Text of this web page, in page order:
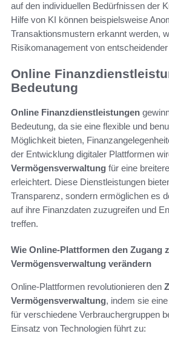
auf den individuellen Bedürfnissen der
Hilfe von KI können beispielsweise
Transaktionsmustern erkannt werden,
Risikomanagement von
Online
Bedeutung
Online Finanzdienstleistungen
Bedeutung, da sie eine flexible und
Möglichkeit bieten,
der Entwicklung digitaler Plattformen
Vermögensverwaltung für eine
erleichtert. Diese Dienstleistungen
Transparenz, sondern ermöglichen es
auf ihre Finanzdaten zuzugreifen und
treffen.
Wie Online-Plattformen den Zugang
Vermögensverwaltung verändern
Online-Plattformen revolutionieren den
Vermögensverwaltung, indem sie
für verschiedene Verbrauchergruppen
Einsatz von Technologien führt zu: